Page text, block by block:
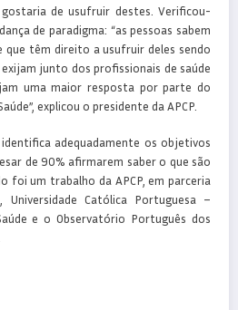
de usufruir destes. Verificou-
de paradigma: “as pessoas sabem
que têm direito a usufruir deles sendo
junto dos profissionais de saúde
uma maior resposta por parte do
explicou o presidente da APCP.
adequadamente os objetivos
de 90% afirmarem saber o que são
foi um trabalho da APCP, em parceria
Universidade Católica Portuguesa –
e o Observatório Português dos